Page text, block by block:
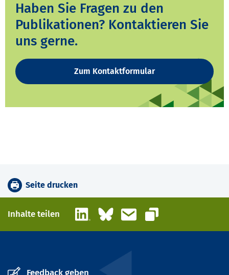
Haben Sie Fragen zu den
Publikationen? Kontaktieren Sie
uns gerne.
Zum Kontaktformular
Seite drucken
Inhalte teilen LinkedInBlueskyE-Mail
Link kopieren
Feedback geben